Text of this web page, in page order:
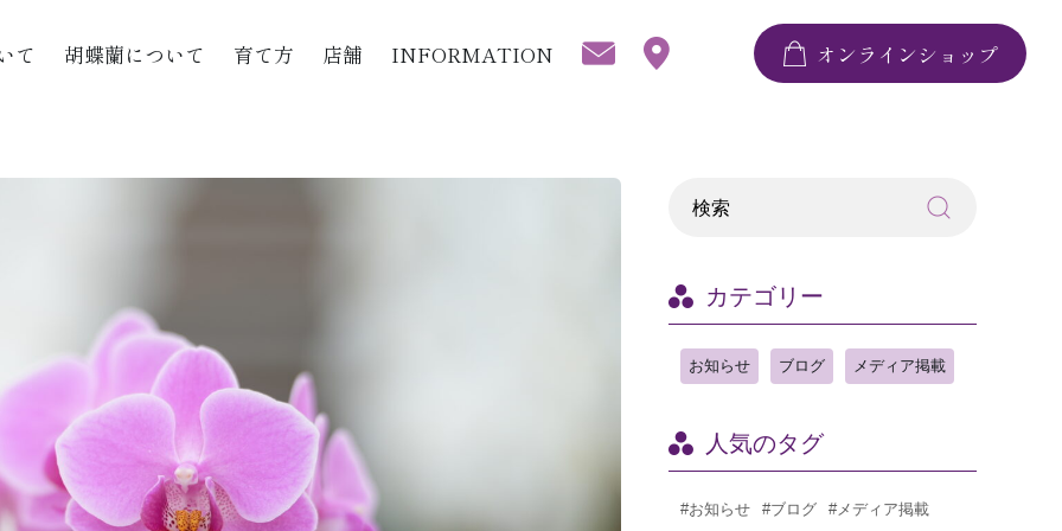
て 胡蝶蘭について 育て方 店舗 INFORMATION オンラインショップ
カテゴリー
お知らせ ブログ メディア掲載
人気のタグ
#お知らせ #ブログ #メディア掲載